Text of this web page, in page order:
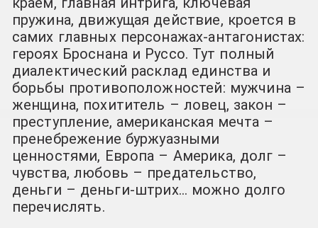
пружина, движущая действие, кроется в
самих главных персонажах-антагонистах:
героях Броснана и Руссо. Тут полный
диалектический расклад единства и
борьбы противоположностей: мужчина –
женщина, похититель – ловец, закон –
преступление, американская мечта –
пренебрежение буржуазными
ценностями, Европа – Америка, долг –
чувства, любовь – предательство,
деньги – деньги-штрих… можно долго
перечислять.